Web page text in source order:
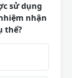
sử dụng
nhận
thể?